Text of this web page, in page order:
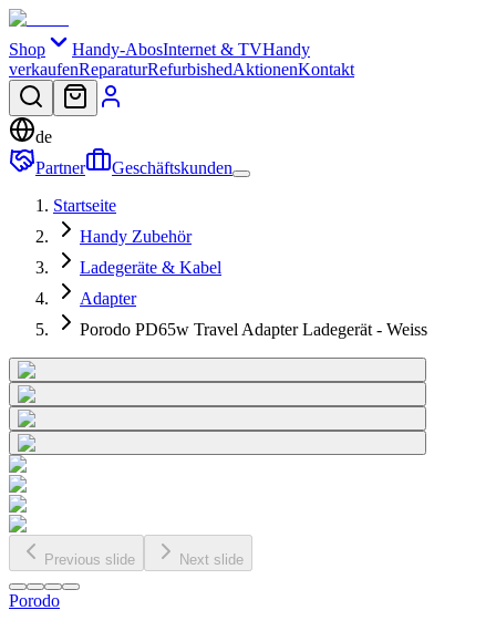
Shop Handy-AbosInternet & TVHandy
verkaufenReparaturRefurbishedAktionenKontakt
de
Partner
Geschäftskunden
Startseite
Handy Zubehör
Ladegeräte & Kabel
Adapter
Porodo PD65w Travel Adapter Ladegerät - Weiss
Previous slide Next slide
Porodo